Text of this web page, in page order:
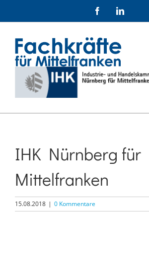
FacebookLinkedIn
IHK Nürnberg für
Mittelfranken
15.08.2018 | 0 Kommentare